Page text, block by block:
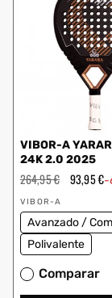
VIBOR-A
24K 2.0 2025
Precio
habitual
264,95 € Precio
93,95 €-
Proveedor:
VIBOR-A
Avanzado /
Polivalente
Comparar